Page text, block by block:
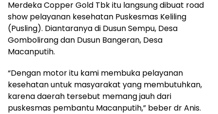
Merdeka Copper Gold Tbk itu langsung dibuat road
show pelayanan kesehatan Puskesmas Keliling
(Pusling). Diantaranya di Dusun Sempu, Desa
Gombolirang dan Dusun Bangeran, Desa
Macanputih.
“Dengan motor itu kami membuka pelayanan
kesehatan untuk masyarakat yang membutuhkan,
karena daerah tersebut memang jauh dari
puskesmas pembantu Macanputih,” beber dr Anis.